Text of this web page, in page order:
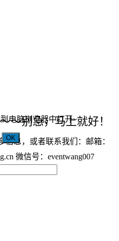
～别急，马上就好！
信息，或者联系我们：邮箱：
微信号：eventwang007
电脑浏览器中打开~
OK